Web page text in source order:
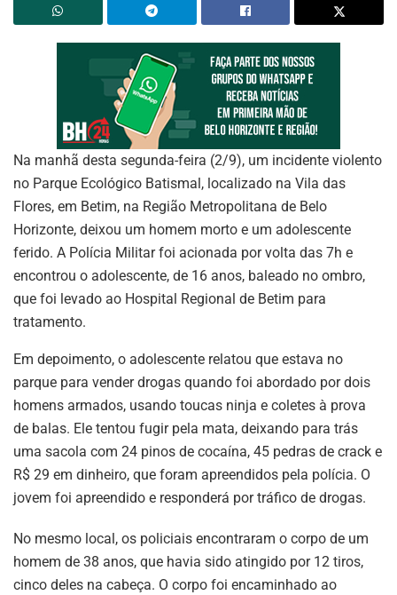
Na manhã desta segunda-feira (2/9), um incidente violento
no Parque Ecológico Batismal, localizado na Vila das
Flores, em Betim, na Região Metropolitana de Belo
Horizonte, deixou um homem morto e um adolescente
ferido. A Polícia Militar foi acionada por volta das 7h e
encontrou o adolescente, de 16 anos, baleado no ombro,
que foi levado ao Hospital Regional de Betim para
tratamento.
Em depoimento, o adolescente relatou que estava no
parque para vender drogas quando foi abordado por dois
homens armados, usando toucas ninja e coletes à prova
de balas. Ele tentou fugir pela mata, deixando para trás
uma sacola com 24 pinos de cocaína, 45 pedras de crack e
R$ 29 em dinheiro, que foram apreendidos pela polícia. O
jovem foi apreendido e responderá por tráfico de drogas.
No mesmo local, os policiais encontraram o corpo de um
homem de 38 anos, que havia sido atingido por 12 tiros,
cinco deles na cabeça. O corpo foi encaminhado ao